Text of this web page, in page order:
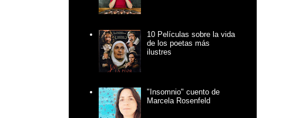
10 Películas sobre la vida
de los poetas más
ilustres
"Insomnio" cuento de
Marcela Rosenfeld